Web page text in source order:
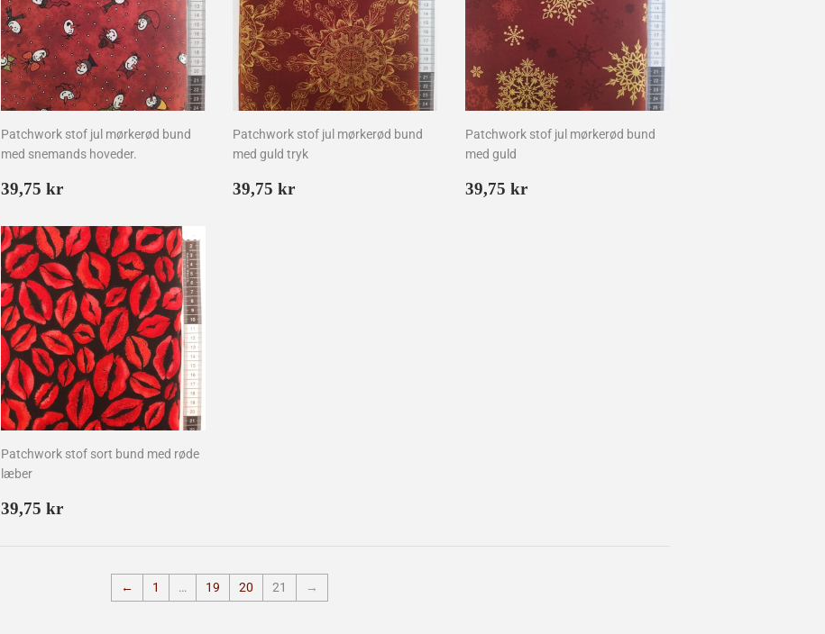
Patchwork stof jul mørkerød bund
med snemands hoveder.
Normalpris
39,75 kr39,75
Patchwork stof jul mørkerød bund
med guld tryk
Normalpris
39,75 kr
Patchwork stof jul mørkerød bund
med guld
Normalpris
39,75 kr39,75
Patchwork stof sort bund med røde
læber
Normalpris
39,75 kr39,75
← 1 … 19 20 21 →